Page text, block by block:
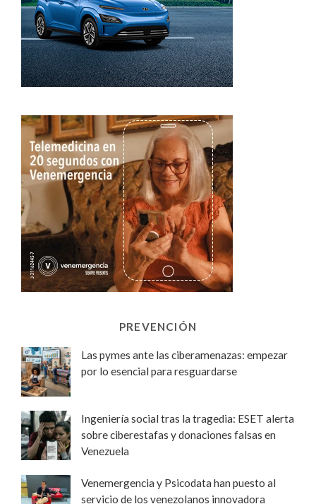
PREVENCIÓN
Las pymes ante las ciberamenazas: empezar
por lo esencial para resguardarse
Ingeniería social tras la tragedia: ESET alerta
sobre ciberestafas y donaciones falsas en
Venezuela
Venemergencia y Psicodata han puesto al
servicio de los venezolanos innovadora